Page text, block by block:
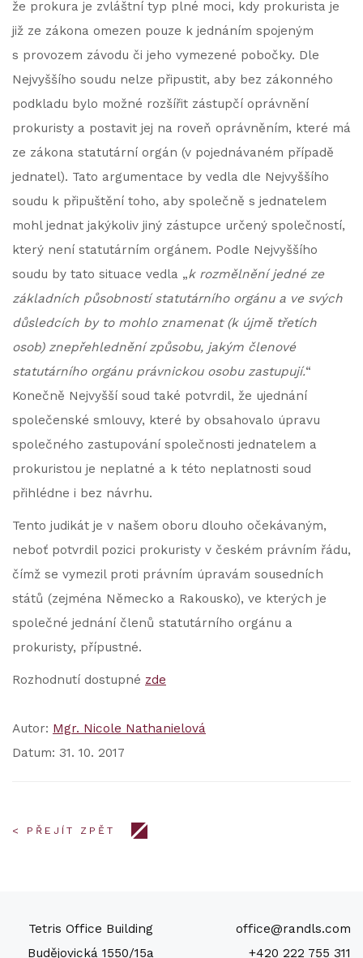
že prokura je zvláštní typ plné moci, kdy prokurista je
již ze zákona omezen pouze k jednáním spojeným
s provozem závodu či jeho vymezené pobočky. Dle
Nejvyššího soudu nelze připustit, aby bez zákonného
podkladu bylo možné rozšířit zástupčí oprávnění
prokuristy a postavit jej na roveň oprávněním, které má
ze zákona statutární orgán (v pojednávaném případě
jednatel). Tato argumentace by vedla dle Nejvyššího
soudu k připuštění toho, aby společně s jednatelem
mohl jednat jakýkoliv jiný zástupce určený společností,
který není statutárním orgánem. Podle Nejvyššího
soudu by tato situace vedla „k rozmělnění jedné ze
základních působností statutárního orgánu a ve svých
důsledcích by to mohlo znamenat (k újmě třetích
osob) znepřehlednění způsobu, jakým členové
statutárního orgánu právnickou osobu zastupují.“
Konečně Nejvyšší soud také potvrdil, že ujednání
společenské smlouvy, které by obsahovalo úpravu
společného zastupování společnosti jednatelem a
prokuristou je neplatné a k této neplatnosti soud
přihlédne i bez návrhu.
Tento judikát je v našem oboru dlouho očekávaným,
neboť potvrdil pozici prokuristy v českém právním řádu,
čímž se vymezil proti právním úpravám sousedních
států (zejména Německo a Rakousko), ve kterých je
společné jednání členů statutárního orgánu a
prokuristy, přípustné.
Rozhodnutí dostupné zde
Autor: Mgr. Nicole Nathanielová
Datum: 31. 10. 2017
< PŘEJÍT ZPĚT
Tetris Office Building
Budějovická 1550/15a
office@randls.com
+420 222 755 311